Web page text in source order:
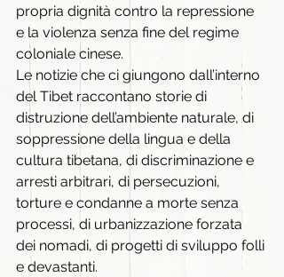
propria dignità contro la repressione
e la violenza senza fine del regime
coloniale cinese.
Le notizie che ci giungono dall’interno
del Tibet raccontano storie di
distruzione dell’ambiente naturale, di
soppressione della lingua e della
cultura tibetana, di discriminazione e
arresti arbitrari, di persecuzioni,
torture e condanne a morte senza
processi, di urbanizzazione forzata
dei nomadi, di progetti di sviluppo folli
e devastanti.